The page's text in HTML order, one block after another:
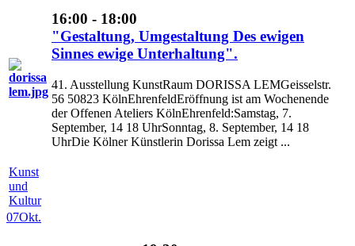
16:00 - 18:00
"Gestaltung, Umgestaltung Des ewigen
Sinnes ewige Unterhaltung".
41. Ausstellung KunstRaum DORISSA LEMGeisselstr.
56 50823 KölnEhrenfeldEröffnung ist am Wochenende
der Offenen Ateliers KölnEhrenfeld:Samstag, 7.
September, 14 18 UhrSonntag, 8. September, 14 18
UhrDie Kölner Künstlerin Dorissa Lem zeigt ...
Kunst
und
Kultur
07Okt.